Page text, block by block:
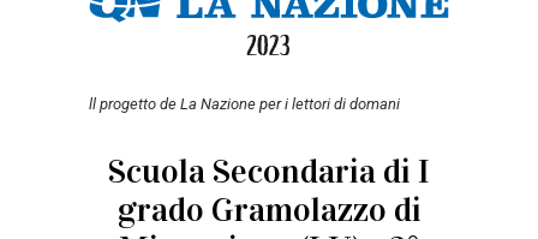
ll progetto de La Nazione per i lettori di domani
Scuola Secondaria di I
grado Gramolazzo di